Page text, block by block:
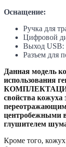
Оснащение:
Ручка для
Цифровой
Выход USB:
Разъем для
Данная модель
использования
свойства кожуха
центробежными
глушителем
Кроме того, кожух